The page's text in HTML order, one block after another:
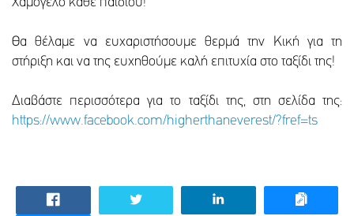
Θα θέλαμε να ευχαριστήσουμε θερμά την Κική για τη
στήριξη και να της ευχηθούμε καλή επιτυχία στο ταξίδι της!
Διαβάστε περισσότερα για το ταξίδι της, στη σελίδα της:
https://www.facebook.com/higherthaneverest/?fref=ts